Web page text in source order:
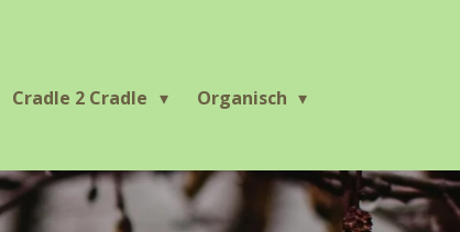
Cradle 2 Cradle
Organisch